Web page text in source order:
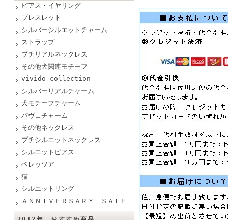
ピアス・イヤリング
ブレスレット
シルバーシルエットチャーム
ストラップ
プチリアルネックレス
その他犬関連モチーフ
vivido collection
シルバーリアルチャーム
犬モチーフチャーム
パヴェチャーム
その他ネックレス
プチシルエットネックレス
シルエットピアス
ベレッツア
猫
シルエットリング
ＡＮＮＩＶＥＲＳＡＲＹ ＳＡＬＥ